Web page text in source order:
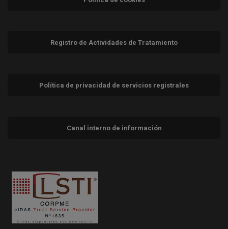
Registro de Actividades de Tratamiento
Política de privacidad de servicios registrales
Canal interno de información